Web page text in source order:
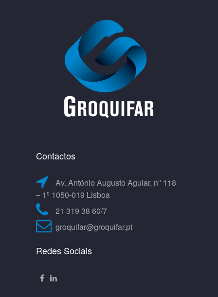
Contactos
Av. António Augusto Aguiar, nº 118
– 1º 1050-019 Lisboa
21 319 38 60/7
groquifar@groquifar.pt
Redes Sociais